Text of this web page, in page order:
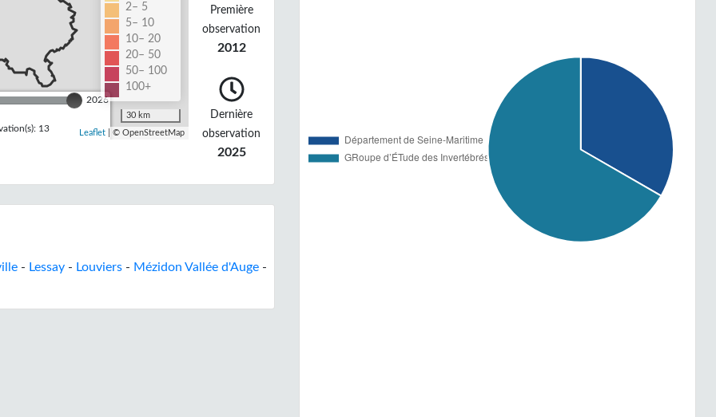
2026
13
2– 5
5– 10
10– 20
20– 50
50– 100
100+
30 km
Leaflet| © OpenStreetMap
Première
observation
2012
Dernière
observation
2025
- Lessay - Louviers - Mézidon Vallée d'Auge -